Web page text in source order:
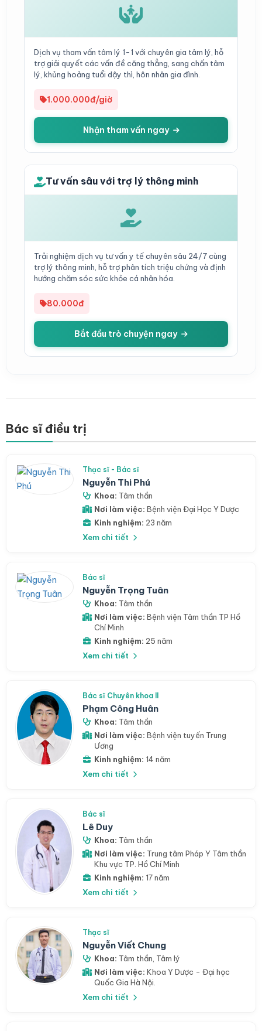
Dịch vụ tham vấn tâm lý 1-1 với chuyên gia tâm lý, hỗ
trợ giải quyết các vấn đề căng thẳng, sang chấn tâm
lý, khủng hoảng tuổi dậy thì, hôn nhân gia đình.
1.000.000đ/giờ
Nhận tham vấn ngay
Tư vấn sâu với trợ lý thông minh
Trải nghiệm dịch vụ tư vấn y tế chuyên sâu 24/7 cùng
trợ lý thông minh, hỗ trợ phân tích triệu chứng và định
hướng chăm sóc sức khỏe cá nhân hóa.
80.000đ
Bắt đầu trò chuyện ngay
Bác sĩ điều trị
Thạc sĩ - Bác sĩ
Nguyễn Thi Phú
Khoa: Tâm thần
Nơi làm việc: Bệnh viện Đại Học Y Dược
Kinh nghiệm: 23 năm
Xem chi tiết
Bác sĩ
Nguyễn Trọng Tuân
Khoa: Tâm thần
Nơi làm việc: Bệnh viện Tâm thần TP Hồ
Chí Minh
Kinh nghiệm: 25 năm
Xem chi tiết
Bác sĩ Chuyên khoa II
Phạm Công Huân
Khoa: Tâm thần
Nơi làm việc: Bệnh viện tuyến Trung
Ương
Kinh nghiệm: 14 năm
Xem chi tiết
Bác sĩ
Lê Duy
Khoa: Tâm thần
Nơi làm việc: Trung tâm Pháp Y Tâm thần
Khu vực TP. Hồ Chí Minh
Kinh nghiệm: 17 năm
Xem chi tiết
Thạc sĩ
Nguyễn Viết Chung
Khoa: Tâm thần Tâm lý
Nơi làm việc: Khoa Y Dược - Đại học
Quốc Gia Hà Nội.
Xem chi tiết